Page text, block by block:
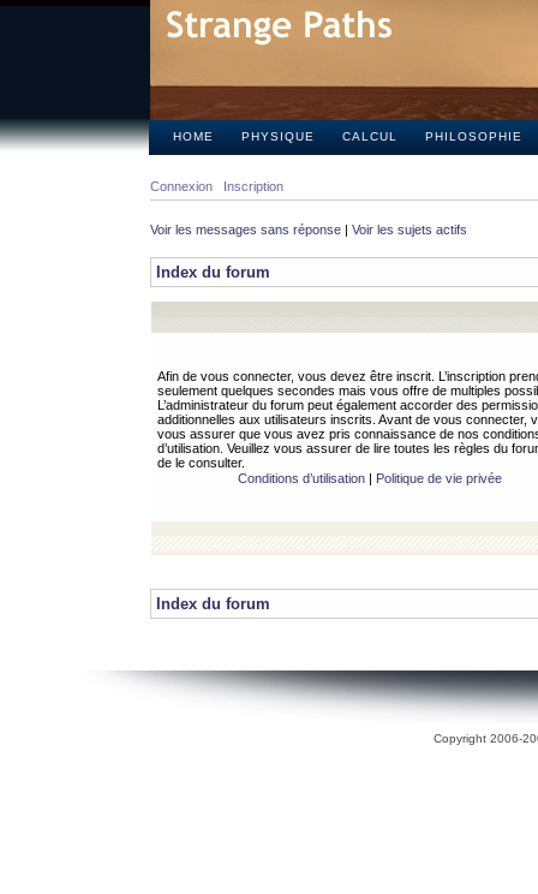
HOME PHYSIQUE CALCUL PHILOSOPHIE
Connexion Inscription
Voir les messages sans réponse | Voir les sujets actifs
Index du forum
Afin de vous connecter, vous devez être inscrit. L’inscription
seulement quelques secondes mais vous offre de multiples
L’administrateur du forum peut également accorder des
additionnelles aux utilisateurs inscrits. Avant de vous connecter,
vous assurer que vous avez pris connaissance de nos
d’utilisation. Veuillez vous assurer de lire toutes les règles du
de le consulter.
Conditions d’utilisation| Politique de vie privée
Index du forum
Copyright 2006-